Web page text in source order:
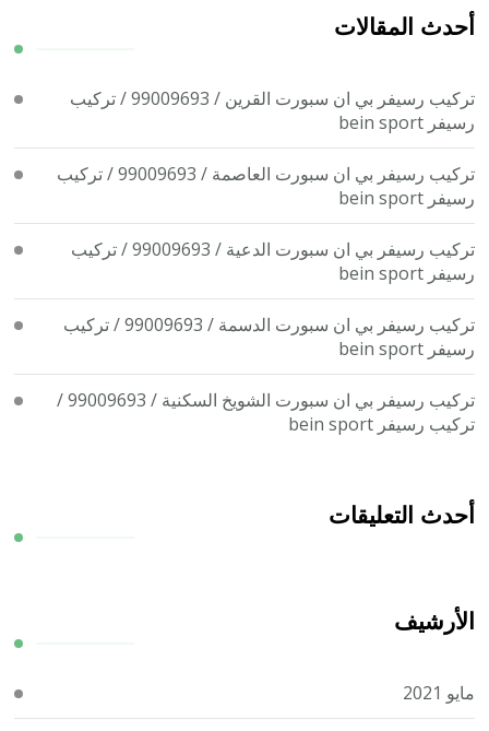
ما؟
أحدث المقالات
تركيب رسيفر بي ان سبورت القرين / 99009693 / تركيب
رسيفر bein sport
تركيب رسيفر بي ان سبورت العاصمة / 99009693 / تركيب
رسيفر bein sport
تركيب رسيفر بي ان سبورت الدعية / 99009693 / تركيب
رسيفر bein sport
تركيب رسيفر بي ان سبورت الدسمة / 99009693 / تركيب
رسيفر bein sport
تركيب رسيفر بي ان سبورت الشويخ السكنية / 99009693 /
تركيب رسيفر bein sport
أحدث التعليقات
الأرشيف
مايو 2021